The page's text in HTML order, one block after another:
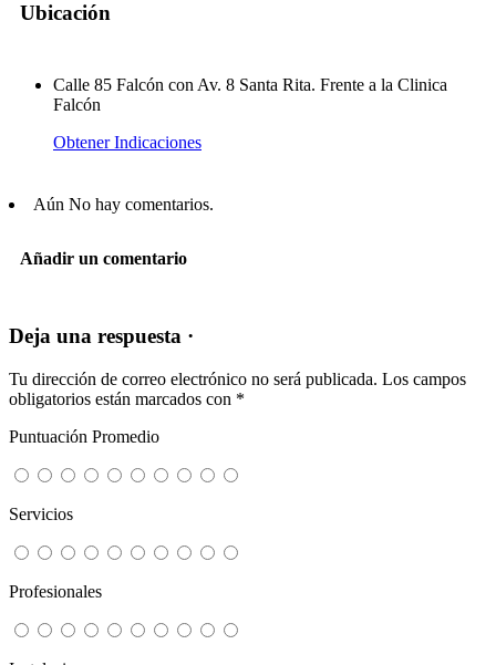
Ubicación
Calle 85 Falcón con Av. 8 Santa Rita. Frente a la Clinica
Falcón
Obtener Indicaciones
Aún No hay comentarios.
Añadir un comentario
Deja una respuesta ·
Tu dirección de correo electrónico no será publicada. Los campos
obligatorios están marcados con *
Puntuación Promedio
Servicios
Profesionales